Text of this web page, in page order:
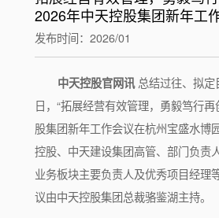
2026年中天控股集团新年工
发布时间：2026/01
中天控股官网讯总结过往、拟定
日，“拓展经营有效管理，勇毅笃行
股集团新年工作会议在杭州宝盛水博
控股、中天建设集团高管、部门负责
业务板块主要负责人及优秀项目经理
议由中天控股集团总裁骆鉴湖主持。